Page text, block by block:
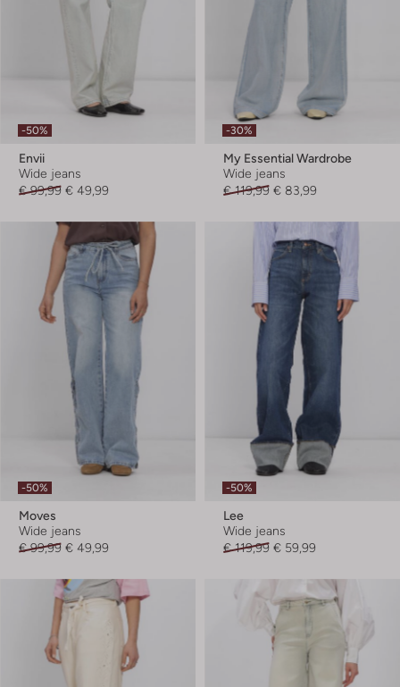
-50%
Envii
Wide jeans
€ 99,99 € 49,99
-30%
My Essential Wardrobe
Wide jeans
€ 119,99 € 83,99
-50%
Moves
Wide jeans
€ 99,99 € 49,99
-50%
Lee
Wide jeans
€ 119,99 € 59,99